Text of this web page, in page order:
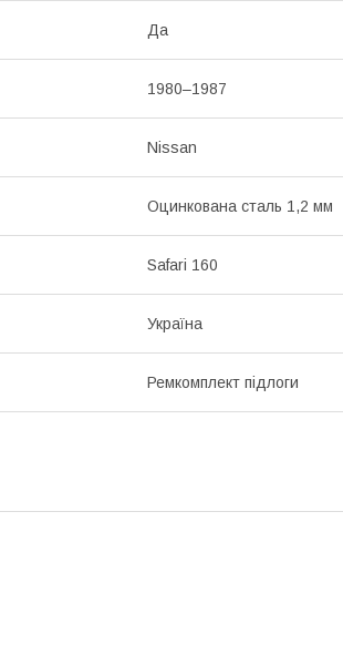
Да
1980–1987
Nissan
Оцинкована сталь 1,2 мм
Safari 160
Україна
Ремкомплект підлоги